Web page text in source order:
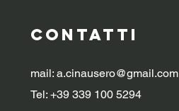
CONTATTI
mail: a.cinausero@gmail.com
Tel: +39 339 100 5294